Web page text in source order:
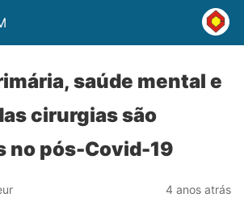
saúde mental e
cirurgias são
no pós-Covid-19
4 anos atrás